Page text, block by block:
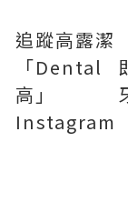
追蹤高露潔
「Dental
高」
Instagram